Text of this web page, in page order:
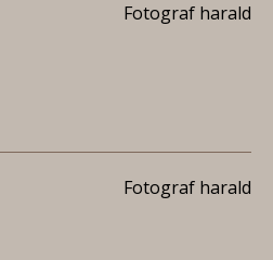
Fotograf harald
Fotograf harald